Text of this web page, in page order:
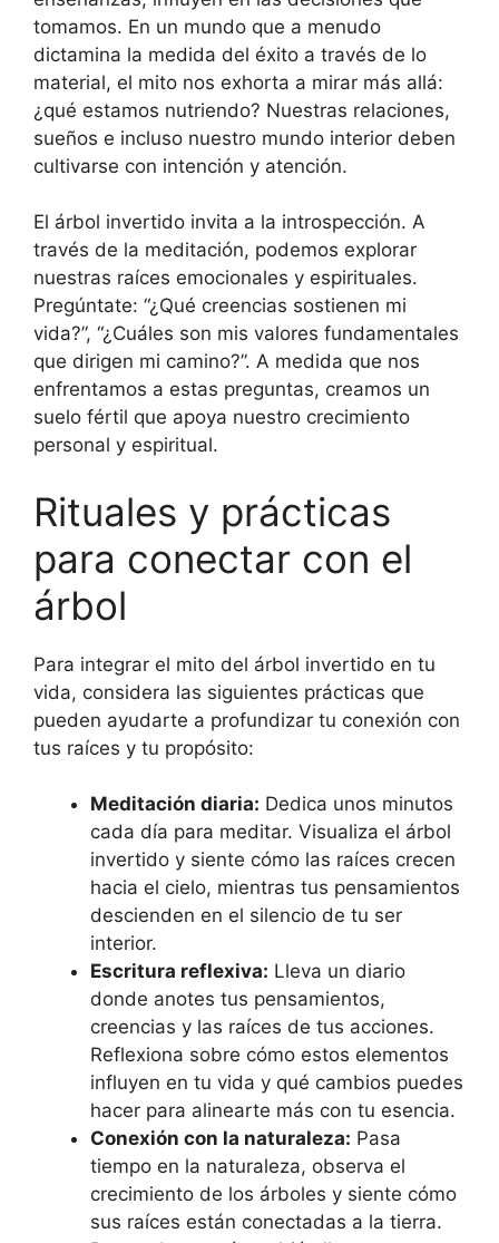
tomamos. En un mundo que a menudo
dictamina la medida del éxito a través de lo
material, el mito nos exhorta a mirar más allá:
¿qué estamos nutriendo? Nuestras relaciones,
sueños e incluso nuestro mundo interior deben
cultivarse con intención y atención.
El árbol invertido invita a la introspección. A
través de la meditación, podemos explorar
nuestras raíces emocionales y espirituales.
Pregúntate: “¿Qué creencias sostienen mi
vida?”, “¿Cuáles son mis valores fundamentales
que dirigen mi camino?”. A medida que nos
enfrentamos a estas preguntas, creamos un
suelo fértil que apoya nuestro crecimiento
personal y espiritual.
Rituales y prácticas
para conectar con el
árbol
Para integrar el mito del árbol invertido en tu
vida, considera las siguientes prácticas que
pueden ayudarte a profundizar tu conexión con
tus raíces y tu propósito:
Meditación diaria: Dedica unos minutos
cada día para meditar. Visualiza el árbol
invertido y siente cómo las raíces crecen
hacia el cielo, mientras tus pensamientos
descienden en el silencio de tu ser
interior.
Escritura reflexiva: Lleva un diario
donde anotes tus pensamientos,
creencias y las raíces de tus acciones.
Reflexiona sobre cómo estos elementos
influyen en tu vida y qué cambios puedes
hacer para alinearte más con tu esencia.
Conexión con la naturaleza: Pasa
tiempo en la naturaleza, observa el
crecimiento de los árboles y siente cómo
sus raíces están conectadas a la tierra.